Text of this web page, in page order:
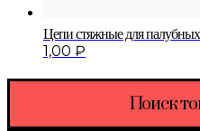
Цепи стяжные для палубных
1,00 ₽
Поиск